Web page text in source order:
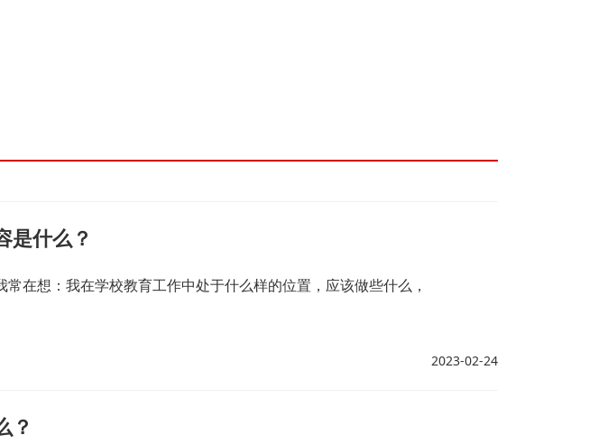
是什么？
在想：我在学校教育工作中处于什么样的位置，应该做些什么，
2023-02-24
？